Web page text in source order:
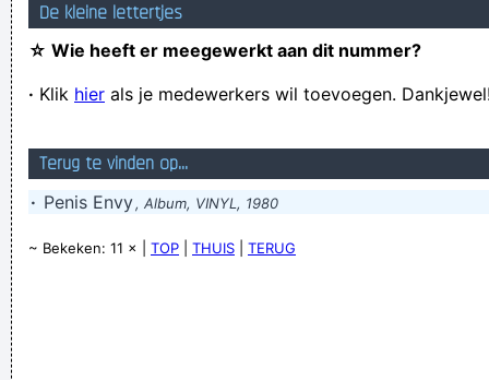
De kleine lettertjes
☆ Wie heeft er meegewerkt aan dit nummer?
· Klik hier als je medewerkers wil toevoegen.
Terug te vinden op...
· Penis Envy, Album, VINYL, 1980
~ Bekeken: 11 × | TOP THUIS TERUG